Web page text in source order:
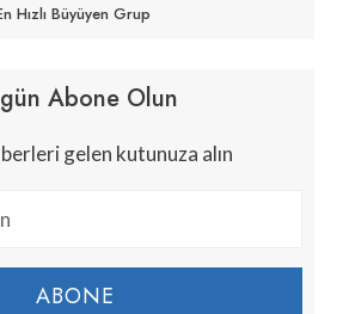
Hızlı Büyüyen Grup
Abone Olun
gelen kutunuza alın
ABONE